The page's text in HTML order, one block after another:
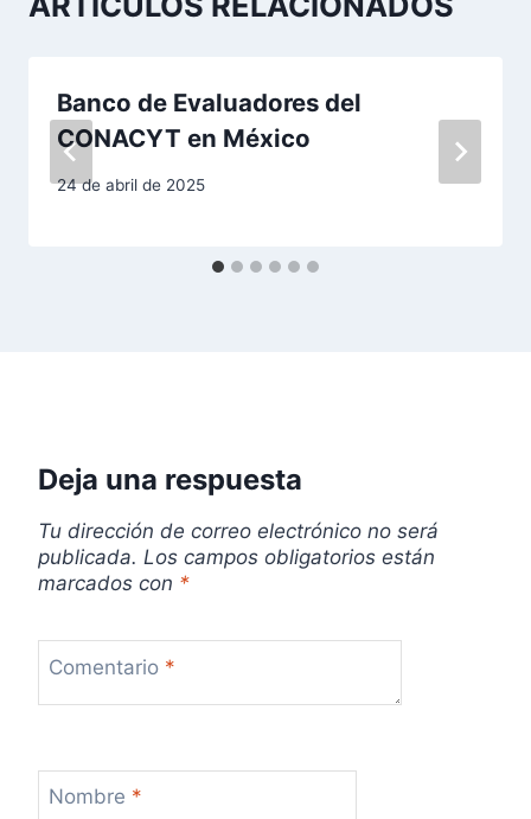
c
r
a
d
Banco de Evaluadores del
CONACYT en México
24 de abril de 2025
Deja una respuesta
Tu dirección de correo electrónico no será
publicada. Los campos obligatorios están
marcados con *
Comentario *
Nombre *